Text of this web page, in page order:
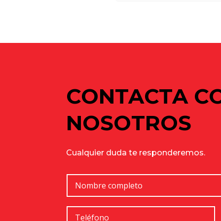
CONTACTA
NOSOTROS
Cualquier duda te responderemos.